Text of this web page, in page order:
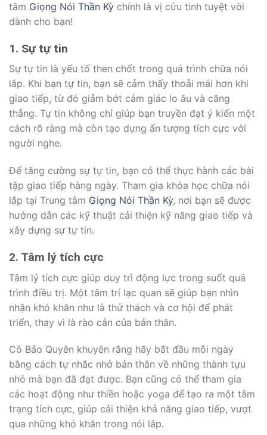
tâm Giọng Nói Thần Kỳ chính là vị cứu tinh tuyệt vời
dành cho bạn!
1. Sự tự tin
Sự tự tin là yếu tố then chốt trong quá trình chữa nói
lắp. Khi bạn tự tin, bạn sẽ cảm thấy thoải mái hơn khi
giao tiếp, từ đó giảm bớt cảm giác lo âu và căng
thẳng. Tự tin không chỉ giúp bạn truyền đạt ý kiến một
cách rõ ràng mà còn tạo dựng ấn tượng tích cực với
người nghe.
Để tăng cường sự tự tin, bạn có thể thực hành các bài
tập giao tiếp hàng ngày. Tham gia khóa học chữa nói
lắp tại Trung tâm Giọng Nói Thần Kỳ, nơi bạn sẽ được
hướng dẫn các kỹ thuật cải thiện kỹ năng giao tiếp và
xây dựng sự tự tin.
2. Tâm lý tích cực
Tâm lý tích cực giúp duy trì động lực trong suốt quá
trình điều trị. Một tâm trí lạc quan sẽ giúp bạn nhìn
nhận khó khăn như là thử thách và cơ hội để phát
triển, thay vì là rào cản của bản thân.
Cô Bảo Quyên khuyên rằng hãy bắt đầu mỗi ngày
bằng cách tự nhắc nhở bản thân về những thành tựu
nhỏ mà bạn đã đạt được. Bạn cũng có thể tham gia
các hoạt động như thiền hoặc yoga để tạo ra một tâm
trạng tích cực, giúp cải thiện khả năng giao tiếp, vượt
qua những khó khăn trong nói lắp.